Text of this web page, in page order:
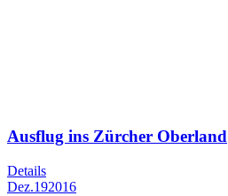
Ausflug ins Zürcher Oberland
Details
Dez.192016